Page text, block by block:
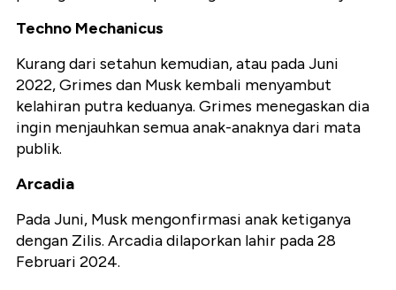
Techno Mechanicus
Kurang dari setahun kemudian, atau pada Juni
2022, Grimes dan Musk kembali menyambut
kelahiran putra keduanya. Grimes menegaskan dia
ingin menjauhkan semua anak-anaknya dari mata
publik.
Arcadia
Pada Juni, Musk mengonfirmasi anak ketiganya
dengan Zilis. Arcadia dilaporkan lahir pada 28
Februari 2024.